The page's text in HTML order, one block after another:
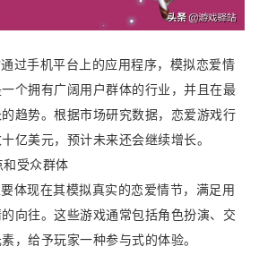
过手机平台上的应用程序，模拟恋爱情
个拥有广阔用户群体的行业，并且在最
趋势。根据市场研究数据，恋爱游戏行
亿美元，预计未来还会继续增长。
受众群体
体现在其模拟真实的恋爱情节，满足用
向往。这些游戏通常包括角色扮演、交
，给予玩家一种参与式的体验。